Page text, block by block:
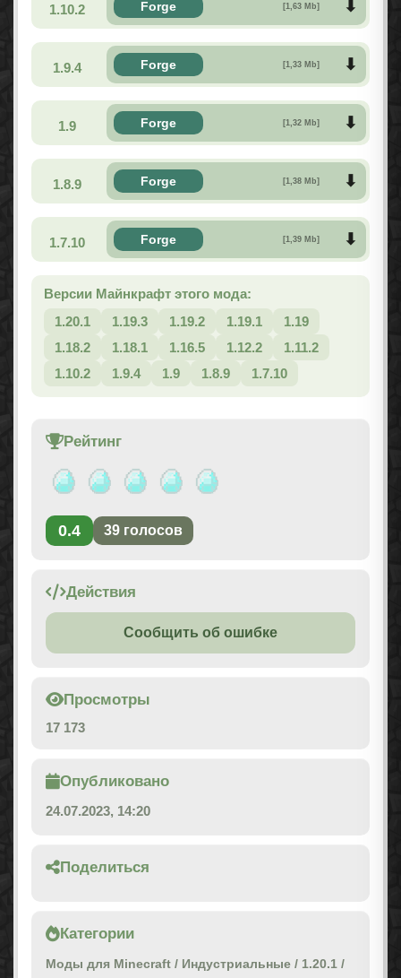
1.10.2 Forge [1,63 Mb]
1.9.4 Forge [1,33 Mb]
1.9 Forge [1,32 Mb]
1.8.9 Forge [1,38 Mb]
1.7.10 Forge [1,39 Mb]
Версии Майнкрафт этого мода:
1.20.1
1.19.3 1.19.2 1.19.1
1.19
1.18.2
1.18.1 1.16.5 1.12.2
1.11.2
1.10.2
1.9.4 1.9 1.8.9 1.7.10
Рейтинг
0.4 39 голосов
Действия
Сообщить об ошибке
Просмотры
17 173
Опубликовано
24.07.2023, 14:20
Поделиться
Категории
Моды для Minecraft / Индустриальные / 1.20.1 /